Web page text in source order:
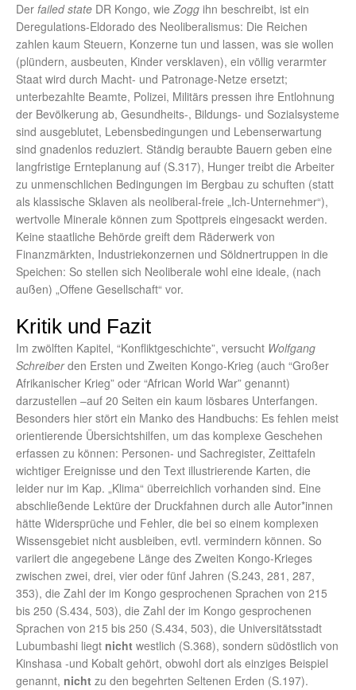
Der failed state DR Kongo, wieZogg ihn beschreibt, ist ein
Deregulations-Eldorado des Neoliberalismus: Die Reichen
zahlen kaum Steuern, Konzerne tun und lassen, was sie wollen
(plündern, ausbeuten, Kinder versklaven), ein völlig verarmter
Staat wird durch Macht- und Patronage-Netze ersetzt;
unterbezahlte Beamte, Polizei, Militärs pressen ihre Entlohnung
der Bevölkerung ab, Gesundheits-, Bildungs- und Sozialsysteme
sind ausgeblutet, Lebensbedingungen und Lebenserwartung
sind gnadenlos reduziert. Ständig beraubte Bauern geben eine
langfristige Ernteplanung auf (S.317), Hunger treibt die Arbeiter
zu unmenschlichen Bedingungen im Bergbau zu schuften (statt
als klassische Sklaven als neoliberal-freie „Ich-Unternehmer“),
wertvolle Minerale können zum Spottpreis eingesackt werden.
Keine staatliche Behörde greift dem Räderwerk von
Finanzmärkten, Industriekonzernen und Söldnertruppen in die
Speichen: So stellen sich Neoliberale wohl eine ideale, (nach
außen) „Offene Gesellschaft“ vor.
Kritik und Fazit
Im zwölften Kapitel, “Konfliktgeschichte”, versucht Wolfgang
Schreiberden Ersten und Zweiten Kongo-Krieg (auch “Großer
Afrikanischer Krieg” oder “African World War” genannt)
darzustellen –auf 20 Seiten ein kaum lösbares Unterfangen.
Besonders hier stört ein Manko des Handbuchs: Es fehlen meist
orientierende Übersichtshilfen, um das komplexe Geschehen
erfassen zu können: Personen- und Sachregister, Zeittafeln
wichtiger Ereignisse und den Text illustrierende Karten, die
leider nur im Kap. „Klima“ überreichlich vorhanden sind. Eine
abschließende Lektüre der Druckfahnen durch alle Autor*innen
hätte Widersprüche und Fehler, die bei so einem komplexen
Wissensgebiet nicht ausbleiben, evtl. vermindern können. So
variiert die angegebene Länge des Zweiten Kongo-Krieges
zwischen zwei, drei, vier oder fünf Jahren (S.243, 281, 287,
353), die Zahl der im Kongo gesprochenen Sprachen von 215
bis 250 (S.434, 503), die Zahl der im Kongo gesprochenen
Sprachen von 215 bis 250 (S.434, 503), die Universitätsstadt
Lubumbashi liegt nicht westlich (S.368), sondern südöstlich von
Kinshasa -und Kobalt gehört, obwohl dort als einziges Beispiel
genannt, nicht zu den begehrten Seltenen Erden (S.197).